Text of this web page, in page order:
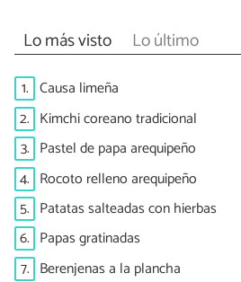
Lo más visto Lo último
1. Causa limeña
2. Kimchi coreano tradicional
3. Pastel de papa arequipeño
4. Rocoto relleno arequipeño
5. Patatas salteadas con hierbas
6. Papas gratinadas
7. Berenjenas a la plancha